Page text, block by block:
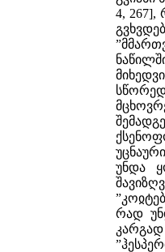
4, 267],
უნდა
რად